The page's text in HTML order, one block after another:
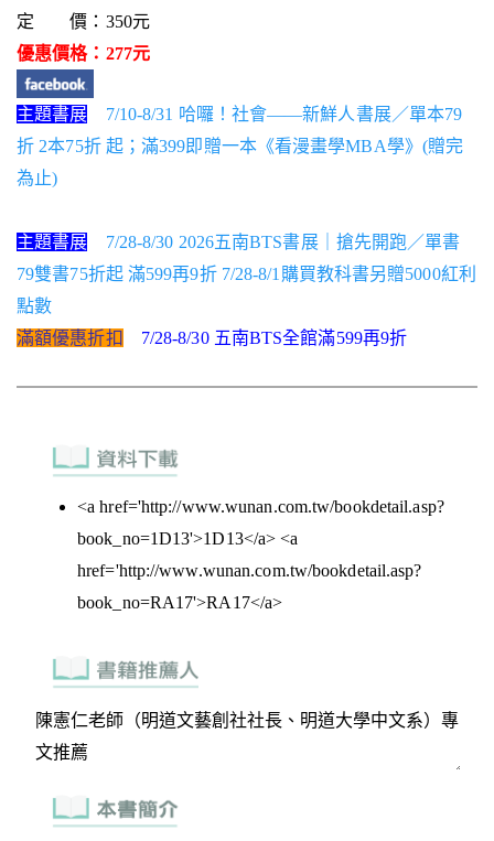
定 價：350元
優惠價格：277元
主題書展
7/10-8/31 哈囉！社會——新鮮人書展／單本79
折 2本75折 起；滿399即贈一本《看漫畫學MBA學》(贈完
為止)
主題書展
7/28-8/30 2026五南BTS書展｜搶先開跑／單書
79雙書75折起 滿599再9折 7/28-8/1購買教科書另贈5000紅利
點數
滿額優惠折扣
7/28-8/30 五南BTS全館滿599再9折
<a href='http://www.wunan.com.tw/bookdetail.asp?
book_no=1D13'>1D13</a> <a
href='http://www.wunan.com.tw/bookdetail.asp?
book_no=RA17'>RA17</a>